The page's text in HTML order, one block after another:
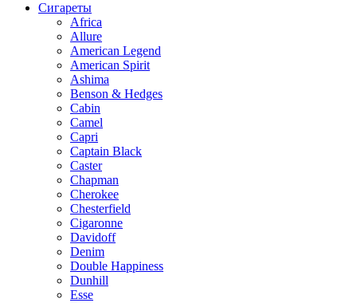
Сигареты
Africa
Allure
American Legend
American Spirit
Ashima
Benson & Hedges
Cabin
Camel
Capri
Captain Black
Caster
Chapman
Cherokee
Chesterfield
Cigaronne
Davidoff
Denim
Double Happiness
Dunhill
Esse